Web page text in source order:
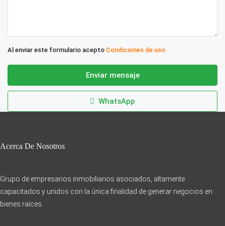
Al enviar este formulario acepto Condiciones de uso
Enviar mensaje
WhatsApp
Acerca De Nosotros
Grupo de empresarios inmobiliarios asociados, altamente
capacitados y unidos con la única finalidad de generar negocios en
bienes raíces.